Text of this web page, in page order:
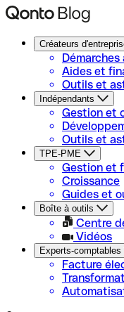
Créateurs
Aides et
Outils et
Indépendants
Gestion et
Outils et
TPE-PME
Gestion et
Croissance
Guides et
Boîte à outils
Centre
Vidéos
Experts-comptables
Facture